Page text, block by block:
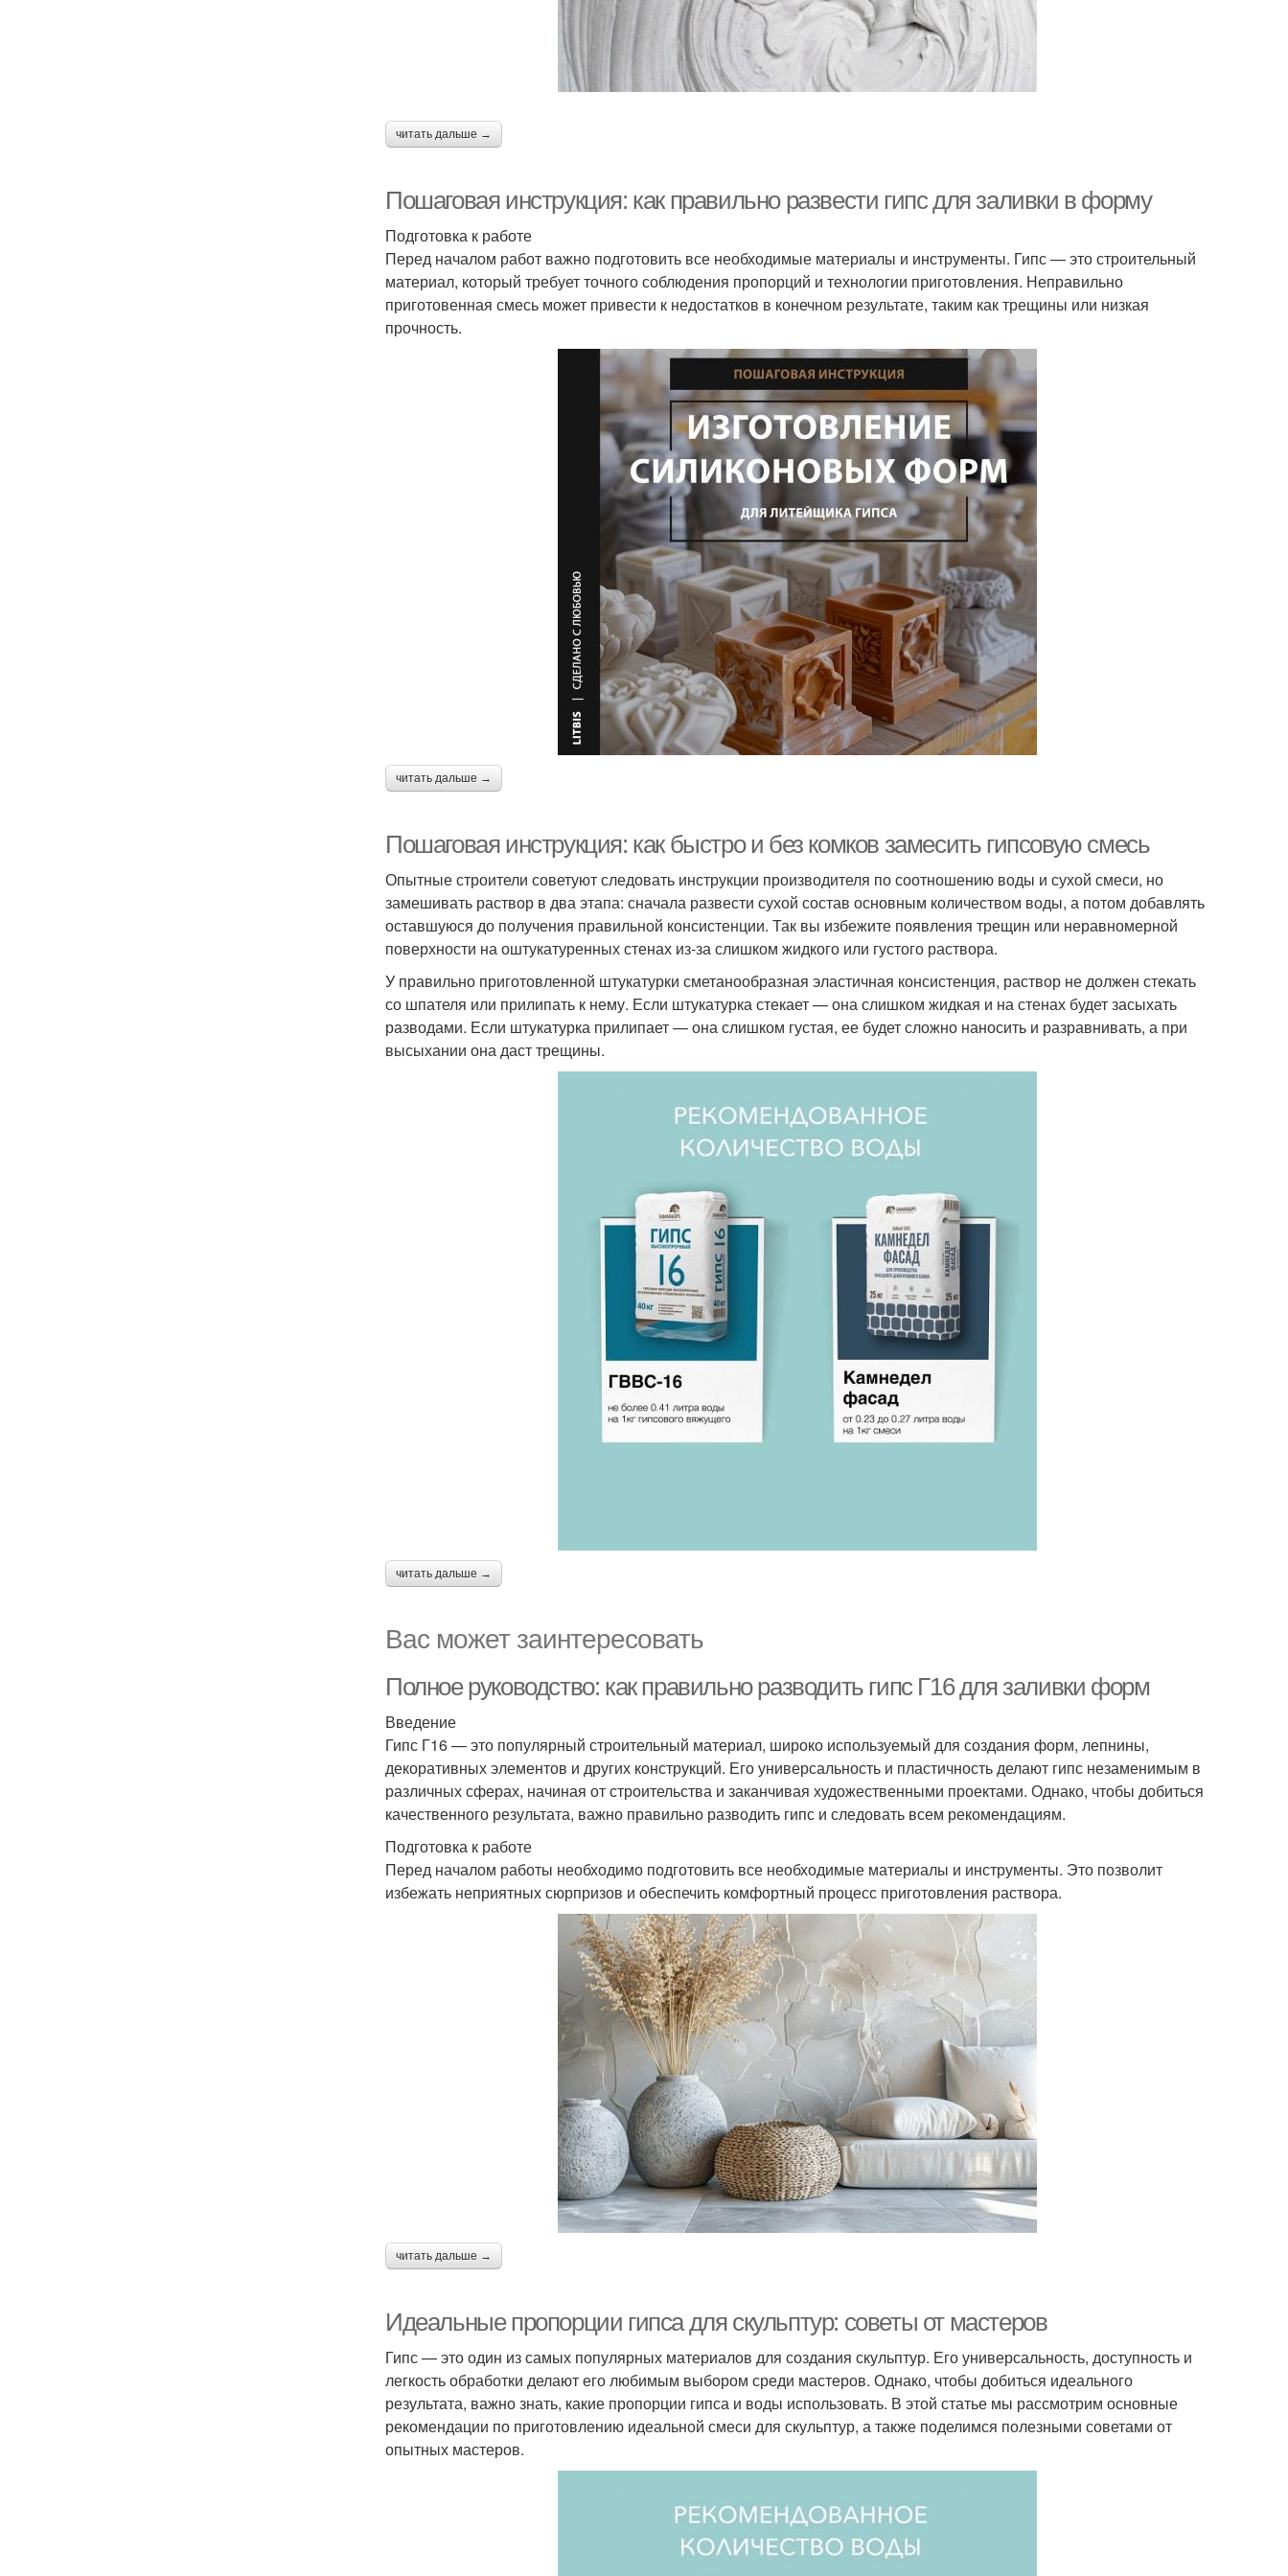
читать дальше →
Пошаговая инструкция: как правильно развести гипс для заливки в форму
Подготовка к работе
Перед началом работ важно подготовить все необходимые материалы и инструменты. Гипс — это строительный
материал, который требует точного соблюдения пропорций и технологии приготовления. Неправильно
приготовенная смесь может привести к недостатков в конечном результате, таким как трещины или низкая
прочность.
читать дальше →
Пошаговая инструкция: как быстро и без комков замесить гипсовую смесь
Опытные строители советуют следовать инструкции производителя по соотношению воды и сухой смеси, но
замешивать раствор в два этапа: сначала развести сухой состав основным количеством воды, а потом добавлять
оставшуюся до получения правильной консистенции. Так вы избежите появления трещин или неравномерной
поверхности на оштукатуренных стенах из-за слишком жидкого или густого раствора.
У правильно приготовленной штукатурки сметанообразная эластичная консистенция, раствор не должен стекать
со шпателя или прилипать к нему. Если штукатурка стекает — она слишком жидкая и на стенах будет засыхать
разводами. Если штукатурка прилипает — она слишком густая, ее будет сложно наносить и разравнивать, а при
высыхании она даст трещины.
читать дальше →
Вас может заинтересовать
Полное руководство: как правильно разводить гипс Г16 для заливки форм
Введение
Гипс Г16 — это популярный строительный материал, широко используемый для создания форм, лепнины,
декоративных элементов и других конструкций. Его универсальность и пластичность делают гипс незаменимым в
различных сферах, начиная от строительства и заканчивая художественными проектами. Однако, чтобы добиться
качественного результата, важно правильно разводить гипс и следовать всем рекомендациям.
Подготовка к работе
Перед началом работы необходимо подготовить все необходимые материалы и инструменты. Это позволит
избежать неприятных сюрпризов и обеспечить комфортный процесс приготовления раствора.
читать дальше →
Идеальные пропорции гипса для скульптур: советы от мастеров
Гипс — это один из самых популярных материалов для создания скульптур. Его универсальность, доступность и
легкость обработки делают его любимым выбором среди мастеров. Однако, чтобы добиться идеального
результата, важно знать, какие пропорции гипса и воды использовать. В этой статье мы рассмотрим основные
рекомендации по приготовлению идеальной смеси для скульптур, а также поделимся полезными советами от
опытных мастеров.